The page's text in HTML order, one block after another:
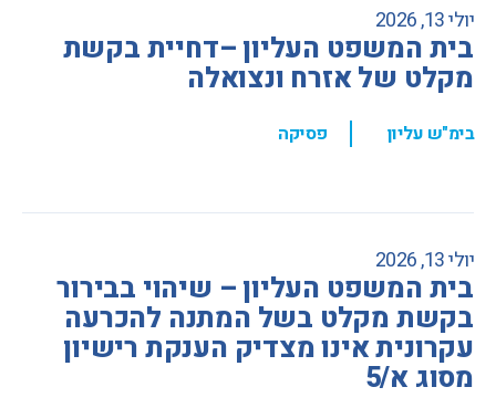
יולי 13, 2026
בית המשפט העליון –דחיית בקשת
מקלט של אזרח ונצואלה
בימ"ש עליון , פסיקה
יולי 13, 2026
בית המשפט העליון – שיהוי בבירור
בקשת מקלט בשל המתנה להכרעה
עקרונית אינו מצדיק הענקת רישיון
מסוג א/5